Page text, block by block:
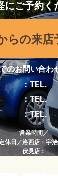
にご予約く
らの来店
のお問い合わ
：TEL.
：TEL.
：TEL.
営業時間／
定休日／洛西店・宇
伏見店：